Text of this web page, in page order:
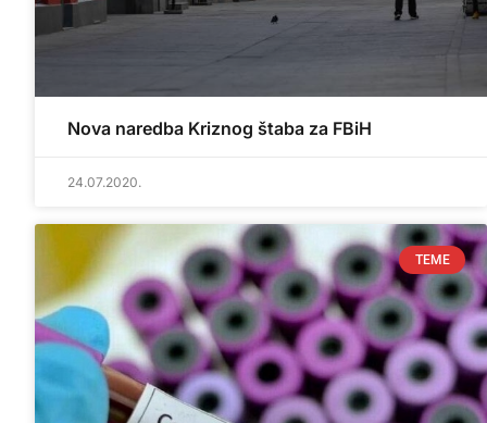
Nova naredba Kriznog štaba za FBiH
24.07.2020.
TEME